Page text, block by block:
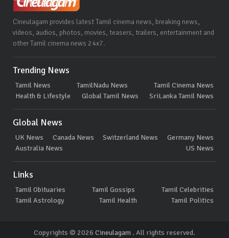
Cineulagam provides latest Tamil cinema news, breaking news,
videos, audios, photos, movies, teasers, trailers, entertainment and
other Tamil cinema news 24x7.
Trending News
Tamil News TamilNadu News
Tamil Cinema News
Health & Lifestyle
Global Tamil News SriLanka Tamil News
Global News
UK News Canada News Switzerland News
Germany News
Australia News
US News
Links
Tamil Obituaries Tamil Gossips
Tamil Celebrities
Tamil Astrology
Tamil Health Tamil Politics
Copyrights © 2026 Cineulagam . All rights reserved.